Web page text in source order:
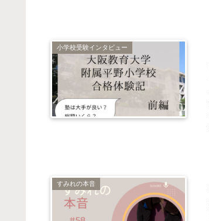
小学校受験インタビュー
すみれの本音